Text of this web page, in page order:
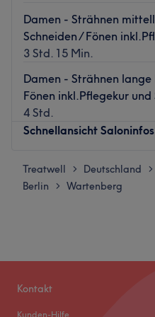
Damen - Strähnen
Schneiden / Fönen
3 Std. 15 Min.
Damen - Strähnen
Fönen inkl.Pflegekur und
4 Std.
Schnellansicht Saloninfos
Montag
Dienstag
Treatwell > Deutschland >
Berlin > Wartenberg
Kontakt
Kunden-Hilfe